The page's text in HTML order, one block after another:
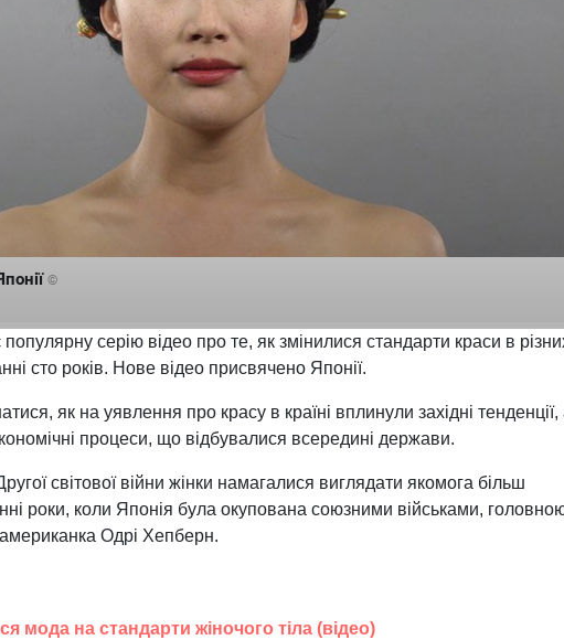
©
серію відео про те, як змінилися стандарти краси в
сто років. Нове відео присвячено Японії.
як на уявлення про красу в країні вплинули західні тенденції,
процеси, що відбувалися всередині держави.
світової війни жінки намагалися виглядати якомога більш
роки, коли Японія була окупована союзними військами,
Одрі Хепберн.
мода на стандарти жіночого тіла (відео)